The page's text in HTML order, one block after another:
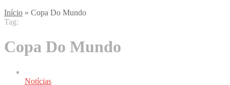
Início » Copa Do Mundo
Tag:
Copa Do Mundo
Notícias